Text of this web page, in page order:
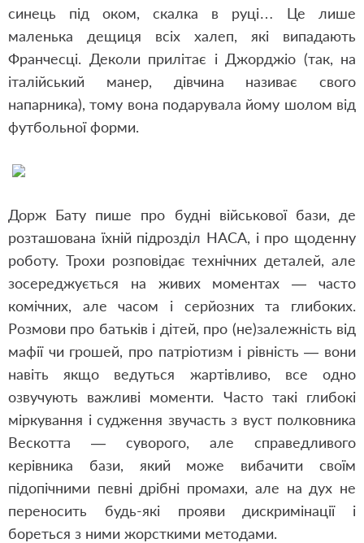
синець під оком, скалка в руці… Це лише
маленька дещиця всіх халеп, які випадають
Франчесці. Деколи прилітає і Джорджіо (так, на
італійський манер, дівчина називає свого
напарника), тому вона подарувала йому шолом від
футбольної форми.
Дорж Бату пише про будні військової бази, де
розташована їхній підрозділ НАСА, і про щоденну
роботу. Трохи розповідає технічних деталей, але
зосереджується на живих моментах — часто
комічних, але часом і серйозних та глибоких.
Розмови про батьків і дітей, про (не)залежність від
мафії чи грошей, про патріотизм і рівність — вони
навіть якщо ведуться жартівливо, все одно
озвучують важливі моменти. Часто такі глибокі
міркування і судження звучасть з вуст полковника
Вескотта — суворого, але справедливого
керівника бази, який може вибачити своїм
підопічними певні дрібні промахи, але на дух не
переносить будь-які прояви дискримінації і
бореться з ними жорсткими методами.